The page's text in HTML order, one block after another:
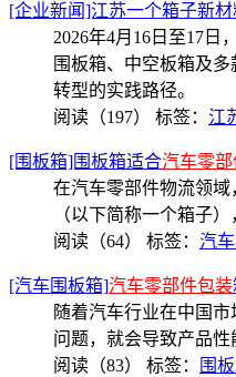
[企业新闻]江苏一个箱子新
2026年4月16日至17日
围板箱、中空板箱及
转型的实践路径。
阅读（197） 标签： 江
[围板箱]围板箱适合汽车零
在汽车零部件物流领
（以下简称一个箱子
阅读（64） 标签： 汽
[汽车围板箱]汽车零部件包装
随着汽车行业在中国
问题，就会导致产品
阅读（83） 标签： 围